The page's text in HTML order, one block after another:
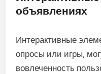
объявлениях
Интерактивные
опросы или игры,
вовлеченность